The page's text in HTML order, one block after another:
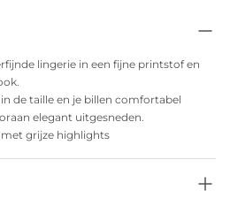
lingerie in een fijne printstof en
de taille en je billen comfortabel
elegant uitgesneden.
grijze highlights